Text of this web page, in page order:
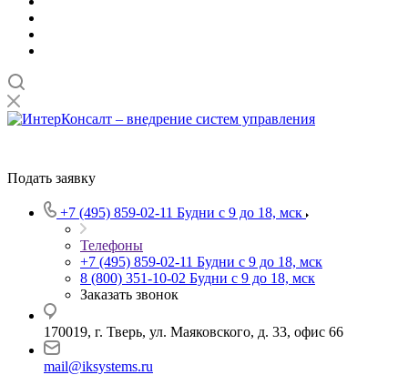
Подать заявку
+7 (495) 859-02-11 Будни с 9 до 18, мск
Телефоны
+7 (495) 859-02-11 Будни с 9 до 18, мск
8 (800) 351-10-02 Будни с 9 до 18, мск
Заказать звонок
170019, г. Тверь, ул. Маяковского, д. 33, офис 66
mail@iksystems.ru